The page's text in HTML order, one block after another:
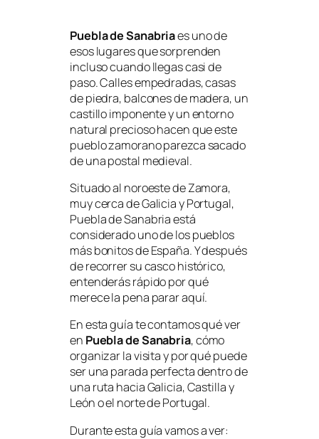
Puebla de Sanabriaes uno de
esos lugares que sorprenden
incluso cuando llegas casi de
paso. Calles empedradas, casas
de piedra, balcones de madera, un
castillo imponente y un entorno
natural precioso hacen que este
pueblo zamorano parezca sacado
de una postal medieval.
Situado al noroeste de Zamora,
muy cerca de Galicia y Portugal,
Puebla de Sanabria está
considerado uno de los pueblos
más bonitos de España. Y después
de recorrer su casco histórico,
entenderás rápido por qué
merece la pena parar aquí.
En esta guía te contamos qué ver
en Puebla de Sanabria, cómo
organizar la visita y por qué puede
ser una parada perfecta dentro de
una ruta hacia Galicia, Castilla y
León o el norte de Portugal.
Durante esta guía vamos a ver: